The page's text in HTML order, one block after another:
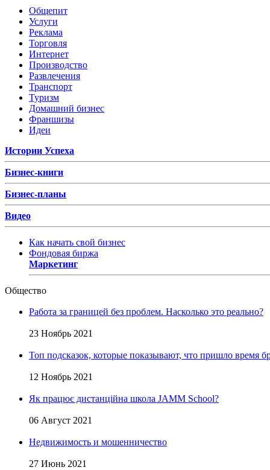
Общепит
Услуги
Реклама
Торговля
Интернет
Производство
Развлечения
Транспорт
Туризм
Домашний бизнес
Франшизы
Идеи
Истории Успеха
Бизнес-книги
Бизнес-планы
Видео
Как начать свой бизнес
Фондовая биржа
Маркетинг
Общество
Работа за границей без проблем. Насколько это реально?
23 Ноябрь 2021
Топ подсказок, которые показывают, что пришло время
12 Ноябрь 2021
Як працює дистанційна школа JAMM School?
06 Август 2021
Недвижимость и мошенничество
27 Июнь 2021